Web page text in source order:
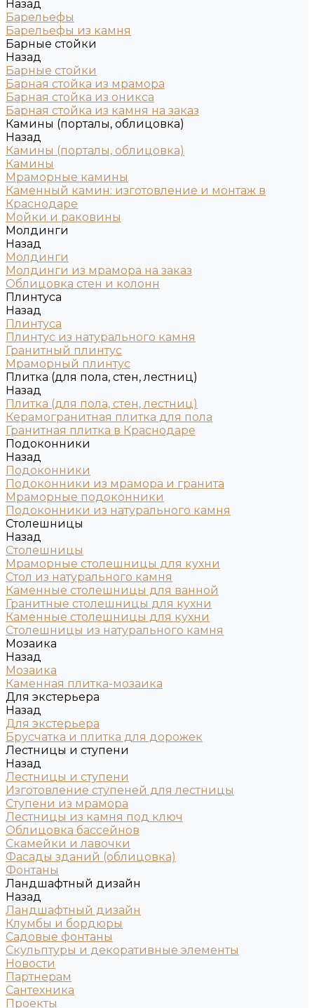
Назад
Барельефы
Барельефы из камня
Барные стойки
Назад
Барные стойки
Барная стойка из мрамора
Барная стойка из оникса
Барная стойка из камня на заказ
Камины (порталы, облицовка)
Назад
Камины (порталы, облицовка)
Камины
Мраморные камины
Каменный камин: изготовление и монтаж в
Краснодаре
Мойки и раковины
Молдинги
Назад
Молдинги
Молдинги из мрамора на заказ
Облицовка стен и колонн
Плинтуса
Назад
Плинтуса
Плинтус из натурального камня
Гранитный плинтус
Мраморный плинтус
Плитка (для пола, стен, лестниц)
Назад
Плитка (для пола, стен, лестниц)
Керамогранитная плитка для пола
Гранитная плитка в Краснодаре
Подоконники
Назад
Подоконники
Подоконники из мрамора и гранита
Мраморные подоконники
Подоконники из натурального камня
Столешницы
Назад
Столешницы
Мраморные столешницы для кухни
Стол из натурального камня
Каменные столешницы для ванной
Гранитные столешницы для кухни
Каменные столешницы для кухни
Столешницы из натурального камня
Мозаика
Назад
Мозаика
Каменная плитка-мозаика
Для экстерьера
Назад
Для экстерьера
Брусчатка и плитка для дорожек
Лестницы и ступени
Назад
Лестницы и ступени
Изготовление ступеней для лестницы
Ступени из мрамора
Лестницы из камня под ключ
Облицовка бассейнов
Скамейки и лавочки
Фасады зданий (облицовка)
Фонтаны
Ландшафтный дизайн
Назад
Ландшафтный дизайн
Клумбы и бордюры
Садовые фонтаны
Скульптуры и декоративные элементы
Новости
Партнерам
Сантехника
Проекты